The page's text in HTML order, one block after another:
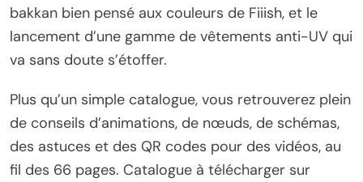
bakkan bien pensé aux couleurs de Fiiish, et le
lancement d’une gamme de vêtements anti-UV qui
va sans doute s’étoffer.
Plus qu’un simple catalogue, vous retrouverez plein
de conseils d’animations, de nœuds, de schémas,
des astuces et des QR codes pour des vidéos, au
fil des 66 pages. Catalogue à télécharger sur